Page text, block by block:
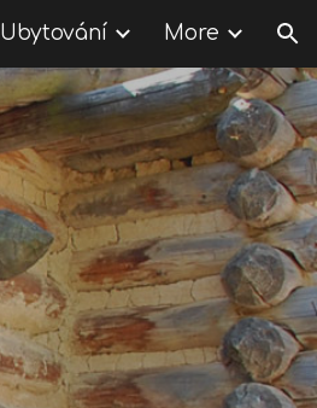
Ubytování More